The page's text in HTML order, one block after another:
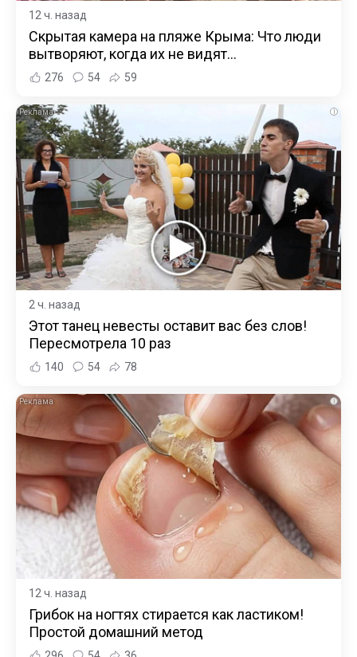
12 ч. назад
Скрытая камера на пляже Крыма: Что люди
вытворяют, когда их не видят...
276 54 59
i
2 ч. назад
Этот танец невесты оставит вас без слов!
Пересмотрела 10 раз
140 54 78
i
12 ч. назад
Грибок на ногтях стирается как ластиком!
Простой домашний метод